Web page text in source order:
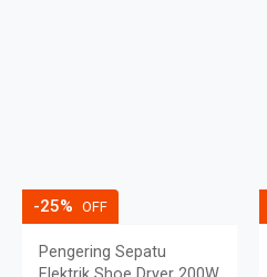
-25% OFF
Pengering Sepatu